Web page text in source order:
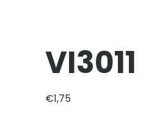
VI3011
€1,75